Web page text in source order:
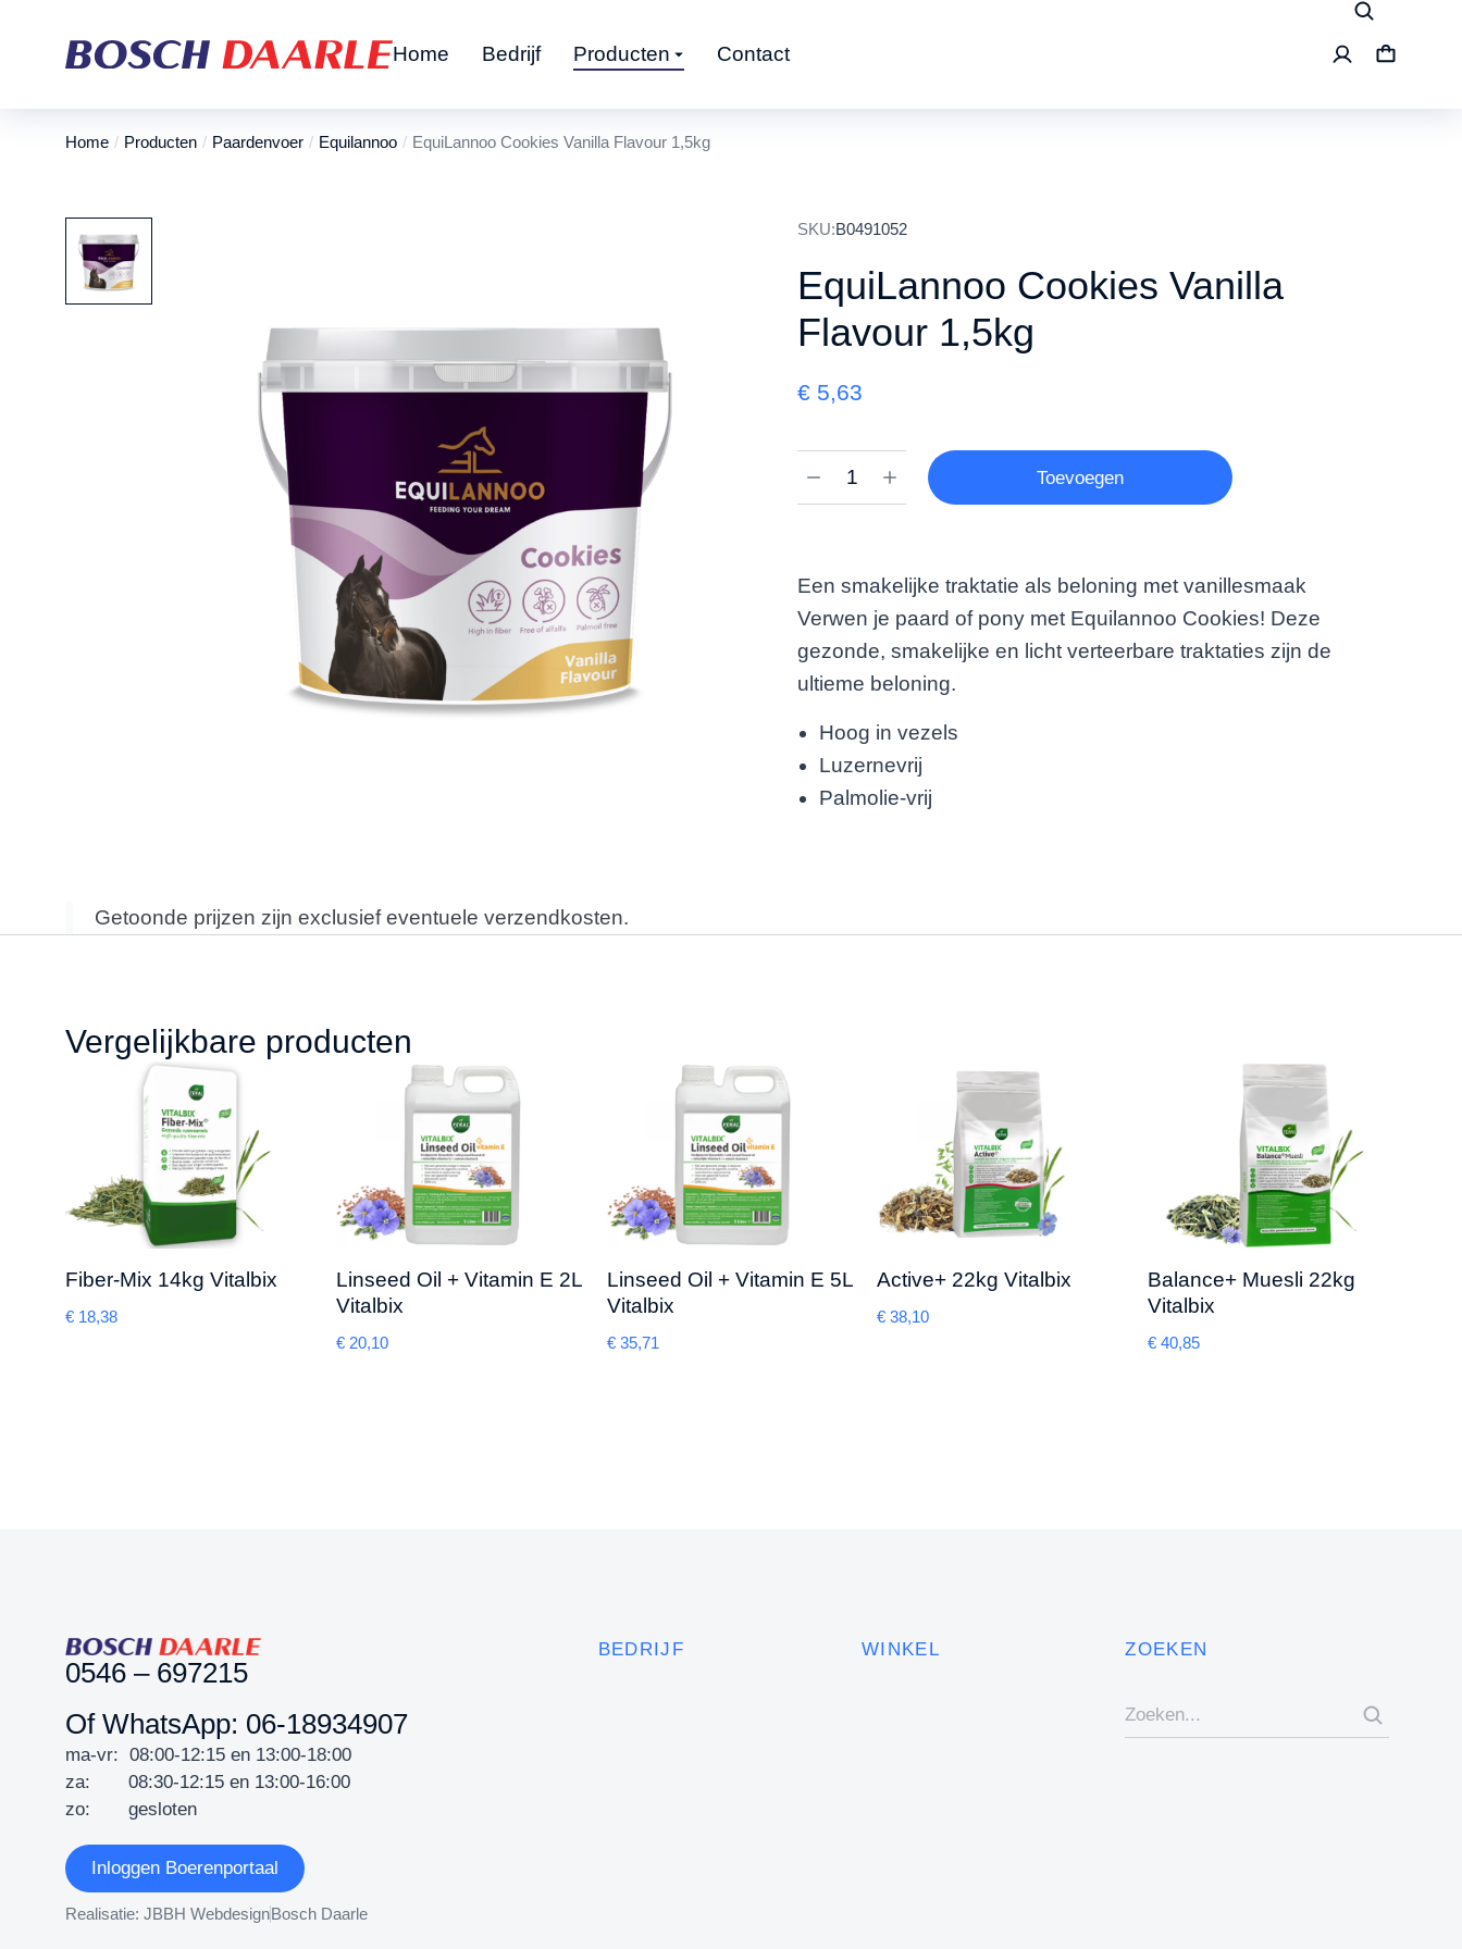
Home Bedrijf Producten Contact
Je bent hier:
Home Producten Paardenvoer Equilannoo EquiLannoo Cookies Vanilla Flavour 1,5kg
SKU:B0491052
EquiLannoo Cookies Vanilla
Flavour 1,5kg
€ 5,63
Toevoegen
Een smakelijke traktatie als beloning met vanillesmaak
Verwen je paard of pony met Equilannoo Cookies! Deze
gezonde, smakelijke en licht verteerbare traktaties zijn de
ultieme beloning.
Hoog in vezels
Luzernevrij
Palmolie-vrij
Getoonde prijzen zijn exclusief eventuele verzendkosten.
Vergelijkbare producten
Fiber-Mix 14kg Vitalbix
€ 18,38
Linseed Oil + Vitamin E 2L
Vitalbix
€20,10
Linseed Oil + Vitamin E 5L
Vitalbix
€35,71
Active+ 22kg Vitalbix
€ 38,10
Balance+ Muesli 22kg
Vitalbix
€ 40,85
0546 – 697215
Of WhatsApp: 06-18934907
ma-vr: 08:00-12:15 en 13:00-18:00
za: 08:30-12:15 en 13:00-16:00
zo: gesloten
Inloggen Boerenportaal
BEDRIJF WINKEL ZOEKEN
Realisatie: JBBH WebdesignBosch Daarle